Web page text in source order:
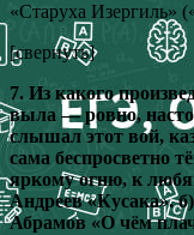
«Старуха Изергиль»
[свернуть]
7. Из какого
выла — ровно,
слышал этот вой,
сама беспросветно
яркому огню, к
Андреев «Кусака».
Абрамов «О чём